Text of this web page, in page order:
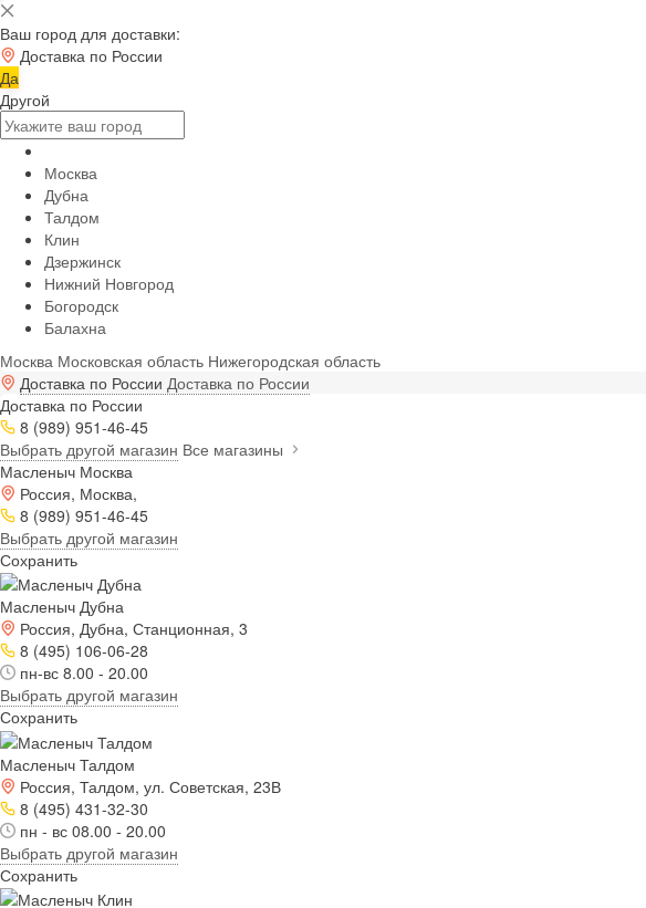
Ваш город для доставки:
Доставка по России
Да
Другой
Москва
Дубна
Талдом
Клин
Дзержинск
Нижний Новгород
Богородск
Балахна
Москва Московская область Нижегородская область
Доставка по России Доставка по России
Доставка по России
8 (989) 951-46-45
Выбрать другой магазин Все магазины
Масленыч Москва
Россия, Москва,
8 (989) 951-46-45
Выбрать другой магазин
Сохранить
Масленыч Дубна
Россия, Дубна, Станционная, 3
8 (495) 106-06-28
пн-вс 8.00 - 20.00
Выбрать другой магазин
Сохранить
Масленыч Талдом
Россия, Талдом, ул. Советская, 23В
8 (495) 431-32-30
пн - вс 08.00 - 20.00
Выбрать другой магазин
Сохранить